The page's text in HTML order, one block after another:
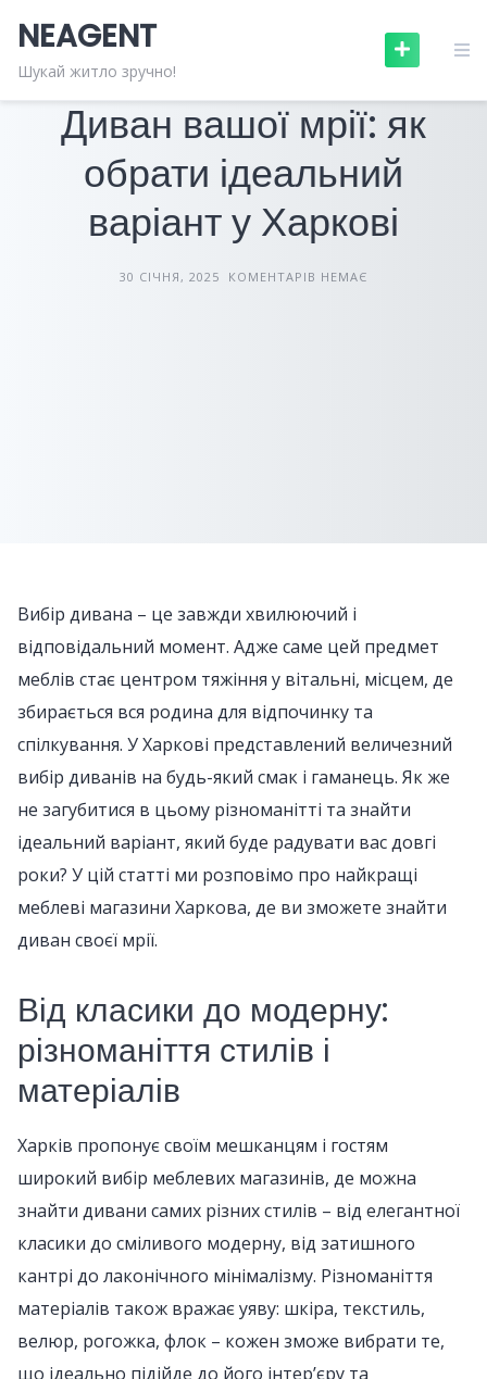
content
NEAGENT
Шукай житло зручно!МЕБЛІ ТА ПОБУТОВА ТЕХНІКА СТАТТІ
Диван вашої мрії: як
обрати ідеальний
варіант у Харкові
30 СІЧНЯ, 2025 КОМЕНТАРІВ НЕМАЄ
Вибір дивана – це завжди хвилюючий і
відповідальний момент. Адже саме цей предмет
меблів стає центром тяжіння у вітальні, місцем, де
збирається вся родина для відпочинку та
спілкування. У Харкові представлений величезний
вибір диванів на будь-який смак і гаманець. Як же
не загубитися в цьому різноманітті та знайти
ідеальний варіант, який буде радувати вас довгі
роки? У цій статті ми розповімо про найкращі
меблеві магазини Харкова, де ви зможете знайти
диван своєї мрії.
Від класики до модерну:
різноманіття стилів і
матеріалів
Харків пропонує своїм мешканцям і гостям
широкий вибір меблевих магазинів, де можна
знайти дивани самих різних стилів – від елегантної
класики до сміливого модерну, від затишного
кантрі до лаконічного мінімалізму. Різноманіття
матеріалів також вражає уяву: шкіра, текстиль,
велюр, рогожка, флок – кожен зможе вибрати те,
що ідеально підійде до його інтер’єру та